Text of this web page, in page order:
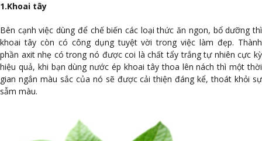
1.Khoai tây
Bên cạnh việc dùng để chế biến các loại thức ăn ngon, bổ dưỡng thì
khoai tây còn có công dụng tuyệt vời trong việc làm đẹp. Thành
phần axit nhẹ có trong nó được coi là chất tẩy trắng tự nhiên cực kỳ
hiệu quả, khi bạn dùng nước ép khoai tây thoa lên nách thì một thời
gian ngắn màu sắc của nó sẽ được cải thiện đáng kể, thoát khỏi sự
sẫm màu.